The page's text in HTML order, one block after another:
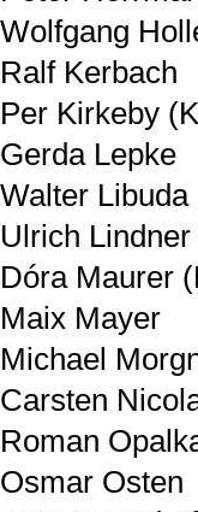
Wolfgang
Ralf Kerbach
Per Kirkeby
Gerda Lepke
Walter Libuda
Ulrich Lindner
Dóra Maurer
Maix Mayer
Michael
Carsten
Roman
Osmar Osten